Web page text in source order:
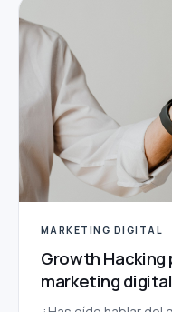
MARKETING DIGITAL
Growth
marketing digital